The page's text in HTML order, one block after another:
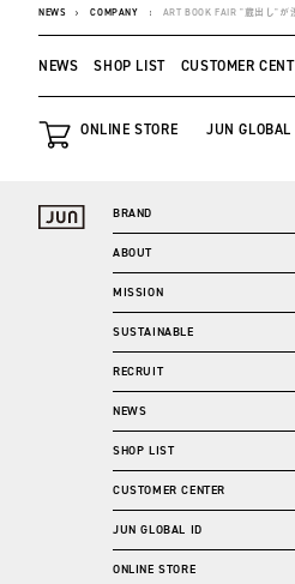
NEWS COMPANY ART BOOK FAIR "蔵出し"が
NEWS SHOP LIST CUSTOMER
JUN GLOBAL
ONLINE STORE
BRAND
ABOUT
MISSION
SUSTAINABLE
RECRUIT
NEWS
SHOP LIST
CUSTOMER CENTER
JUN GLOBAL ID
ONLINE STORE